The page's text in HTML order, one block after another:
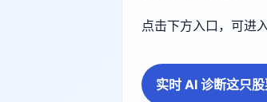
点击下方入口，可进
实时 AI 诊断这只